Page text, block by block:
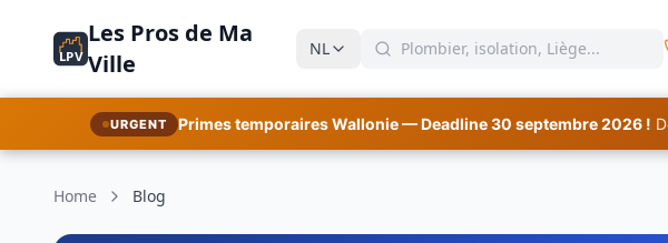
LPV
Les Pros de Ma
Ville
NL
URGENT Primes temporaires Wallonie — Deadline 30 septembre 2026 !
Home Blog